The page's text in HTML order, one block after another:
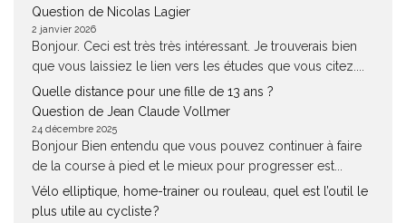
Question de Nicolas Lagier
2 janvier 2026
Bonjour. Ceci est très très intéressant. Je trouverais bien
que vous laissiez le lien vers les études que vous citez....
Quelle distance pour une fille de 13 ans ?
Question de Jean Claude Vollmer
24 décembre 2025
Bonjour Bien entendu que vous pouvez continuer à faire
de la course à pied et le mieux pour progresser est...
Vélo elliptique, home-trainer ou rouleau, quel est l’outil le
plus utile au cycliste ?